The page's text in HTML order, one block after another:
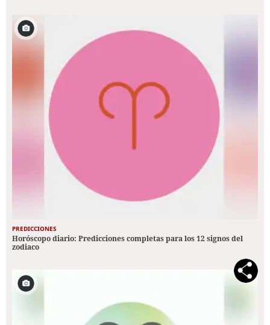
PREDICCIONES
Horóscopo diario: Predicciones completas para los 12 signos del
zodiaco